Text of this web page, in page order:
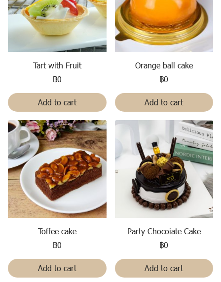
Tart with Fruit
฿0
Add to cart
Orange ball cake
฿0
Add to cart
Toffee cake
฿0
Add to cart
Party Chocoiate Cake
฿0
Add to cart